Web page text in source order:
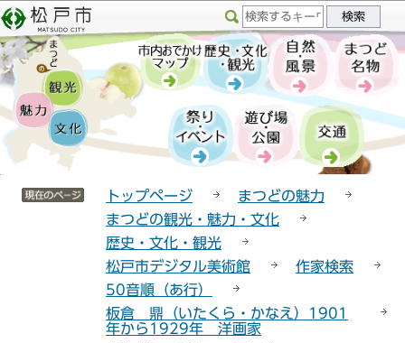
こ
の
ペ
ー
ジ
の
先
サ
イ
ト
メ
ニ
ュ
ー
このページの本文へ移動
サイトメニューここまで
トップページ
まつどの魅力
まつどの観光・魅力・文化
歴史・文化・観光
松戸市デジタル美術館
作家検索
50音順（あ行）
板倉 鼎（いたくら・かなえ）1901
年から1929年 洋画家